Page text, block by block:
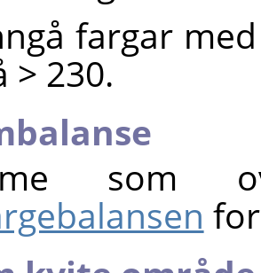
fargar
> 230.
som